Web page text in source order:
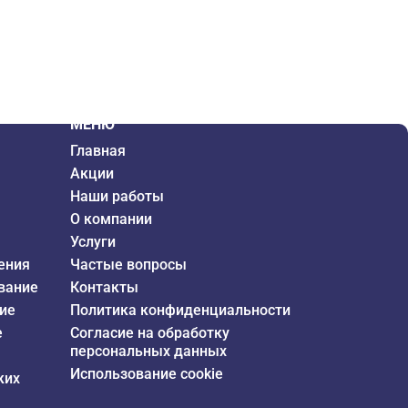
МЕНЮ
Главная
Акции
Наши работы
О компании
Услуги
Частые вопросы
Контакты
Политика конфиденциальности
Согласие на обработку
персональных данных
Использование cookie